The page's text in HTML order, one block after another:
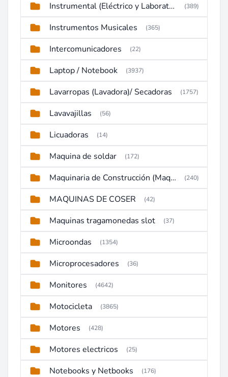
Instrumental (Eléctrico y Laboratorio) (389)
Instrumentos Musicales (365)
Intercomunicadores (22)
Laptop / Notebook (3937)
Lavarropas (Lavadora)/ Secadoras (1757)
Lavavajillas (56)
Licuadoras (14)
Maquina de soldar (172)
Maquinaria de Construcción (Maquinaria Pesada) (240)
MAQUINAS DE COSER (42)
Maquinas tragamonedas slot (37)
Microondas (1354)
Microprocesadores (36)
Monitores (4642)
Motocicleta (3865)
Motores (428)
Motores electricos (25)
Notebooks y Netbooks (176)